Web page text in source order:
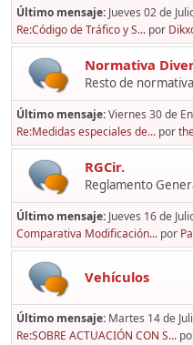
Último mensaje: Jueves 02 de
Re:Código de Tráfico y S... por
Normativa
Resto de
Último mensaje:Viernes 30 de
Re:Medidas especiales de... por
RGCir.
Reglamento
Último mensaje: Jueves 16 de
Comparativa Modificación... por
Vehículos
Último mensaje: Martes 14 de
Re:SOBRE ACTUACIÓN CON S...